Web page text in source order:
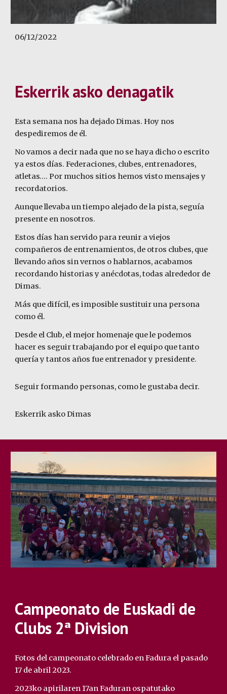
06/12/2022
Eskerrik asko denagatik
Esta semana nos ha dejado Dimas. Hoy nos
despediremos de él.
No vamos a decir nada que no se haya dicho o escrito
ya estos días. Federaciones, clubes, entrenadores,
atletas…. Por muchos sitios hemos visto mensajes y
recordatorios.
Aunque llevaba un tiempo alejado de la pista, seguía
presente en nosotros.
Estos días han servido para reunir a viejos
compañeros de entrenamientos, de otros clubes, que
llevando años sin vernos o hablarnos, acabamos
recordando historias y anécdotas, todas alrededor de
Dimas.
Más que difícil, es imposible sustituir una persona
como él.
Desde el Club, el mejor homenaje que le podemos
hacer es seguir trabajando por el equipo que tanto
quería y tantos años fue entrenador y presidente.
Seguir formando personas, como le gustaba decir.
Eskerrik asko Dimas
Campeonato de Euskadi de
Clubs 2ª Division
Fotos del campeonato celebrado en Fadura el pasado
17 de abril 2023.
2023ko apirilaren 17an Faduran ospatutako